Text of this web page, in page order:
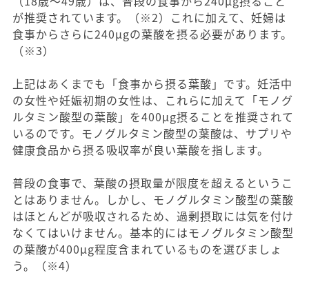
が推奨されています。（※2）これに加えて、妊婦は
食事からさらに240μgの葉酸を摂る必要があります。
（※3）
上記はあくまでも「食事から摂る葉酸」です。妊活中
の女性や妊娠初期の女性は、これらに加えて「モノグ
ルタミン酸型の葉酸」を400μg摂ることを推奨されて
いるのです。モノグルタミン酸型の葉酸は、サプリや
健康食品から摂る吸収率が良い葉酸を指します。
普段の食事で、葉酸の摂取量が限度を超えるというこ
とはありません。しかし、モノグルタミン酸型の葉酸
はほとんどが吸収されるため、過剰摂取には気を付け
なくてはいけません。基本的にはモノグルタミン酸型
の葉酸が400μg程度含まれているものを選びましょ
う。（※4）